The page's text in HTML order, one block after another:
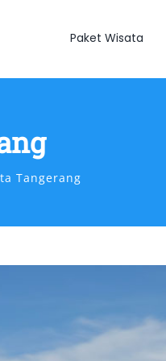
Paket Wisata
Tangerang